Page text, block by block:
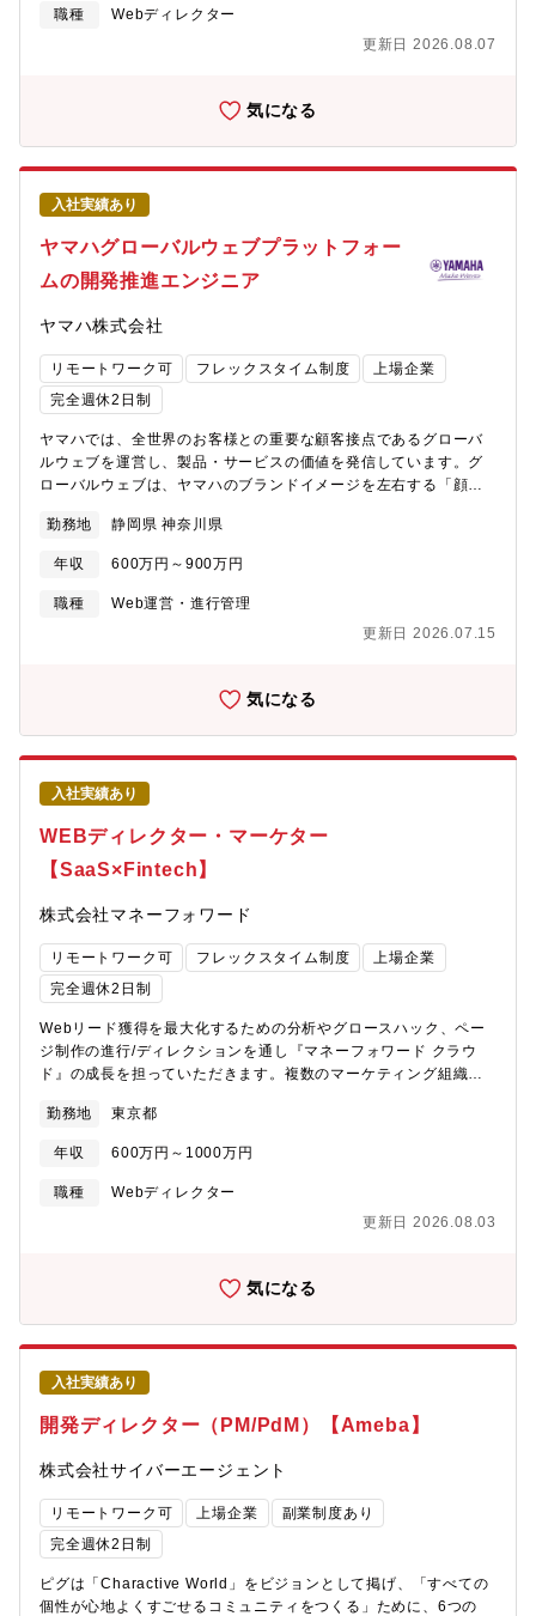
可欠となっています。ブランドの世界観を磨き上げながら、確実
自らの手で加速させる興奮を、共に味わいましょう。【業務詳
る、KPI（CVR・LTV等）改善施策の立案と実行・ABテストを前
提としたクリエイティブ戦略の策定・撮影、イラスト、コピーラ
イティングなど、社内外パートナーのクオリティ管理▼クリエイ
ティブ制作・ブランドコンセプトを体現し、かつ「売れる」WEB
デザイン・コーディング・新商品ローンチやシーズンプロモーシ
ョンの特設ページ制作▼組織・工程管理・制作進行の最適化やク
オリティの標準化・制作組織リード、外注先管理【所属部門】EC
部 【ポジションの魅力】◎データ×クリエイティブで成果をつく
る実践型ポジションCVR・LTVなどの指標をもとに、UI/UX改善
ットができます。◎ブランド世界観とマーケティング視点の両立
ができる環境“美しさ”と“売れる仕組み”を両面からデザインし、
ETVOSの世界観を進化させる役割を担えます。◎自らの判断で
ECクリエイティブを推進できる裁量の大きさチーム・外部パート
ナーのディレクションを含め、制作フロー改善やクオリティ基準
づくりにも深く関われます。◎EC部門の中核としてスキル幅が広
がるフィールドデザイン・コーディング・UI/UX・分析・ディレク
ションなど、多面でスキルが習得・発揮できるポジションです。
ンケア製品を大学博士と研究し、etvosの前身であるスキンケア製
品acne-labo（アクネラボ）を製造。肌にとって本当に良いもの
立しました。日本発のトータルビューティブランドとして「ミネ
ラルメイク×セラミドスキンケア」という独自の価値を確立してき
化の絶えない化粧品業界において、常に「お客様にとっての真
実」を追求し、誠実に進化を続ける。そんなプロフェッショナル
なマインドを持つ仲間を求めています。
職種
Webディレクター
更新日 2026.08.07
気になる
入社実績あり
ヤマハグローバルウェブプラットフォー
ムの開発推進エンジニア
ヤマハ株式会社
リモートワーク可 フレックスタイム制度
上場企業
完全週休2日制
ヤマハでは、全世界のお客様との重要な顧客接点であるグローバ
ルウェブを運営し、製品・サービスの価値を発信しています。グ
ローバルウェブは、ヤマハのブランドイメージを左右する「顔」
が非常に重要です。近年、AI技術の発展をはじめとするデジタル
環境の変化により、顧客の情報収集行動やウェブ上での体験は大
きく変化しています。ウェブに関するテクノロジは絶えず進化し
ており、セキュリティや安定性を確保しながら、最新の技術動向
用していくことが求められています。【業務内容】・ヤマハグロ
既存ITシステム群の改善企画、担当プロジェクトの推進・社内外
の関係者との交渉や共同業務・対象となるITシステム群：CMS
(RWS Tridion)、AWS、CDN (Akamai)、各種デジタルマーケテ
ィングツール、各種SaaS製品【役割】・ヤマハグローバルウェブ
プラットフォームの中核を担う技術担当として、専門性をもって
開発をリードすることを期待しています・実務担当として主体性
をもち、チームメンバーと協力しながら成果を出すことを期待し
ています・将来的には戦略的なプラットフォームの導入を企画・
推進するリーダー的役割を期待しています【募集人数】1名【転勤
る姿勢・人物像】・コミュニケーション能力が高く、周囲の協力
を仰ぎながら業務を推進できる方・論理的思考で仕事ができる
方・チームを導き、プロジェクトを成功に導くリーダーシップを
発揮できる方・上司からの指示を待つのではなく、自主性をもっ
て積極的に提案し行動することができること。ヤマハでは、誠実
で信頼関係を大切にし、自発的に行動できる方を求めています。
挑戦を恐れず、新しいことに積極的に取り組み、執着を持って最
後までやり抜く姿勢が重要です。さらに、常に高い志を持ち、自
らのメッセージ】 楽器・音楽を軸とした顧客向けインターネット
サービスを提供している組織であり、国内だけでなく世界へと価
っているメンバーもおり、世の中に新しいサービスを一緒に創り
勤務地 静岡県 神奈川県
年収 600万円～900万円
職種
Web運営・進行管理
更新日 2026.07.15
気になる
入社実績あり
WEBディレクター・マーケター
【SaaS×Fintech】
株式会社マネーフォワード
リモートワーク可 フレックスタイム制度
上場企業
完全週休2日制
Webリード獲得を最大化するための分析やグロースハック、ペー
ジ制作の進行/ディレクションを通し『マネーフォワード クラウ
ド』の成長を担っていただきます。複数のマーケティング組織と
推進や・代理店連携をリードしていただきます。このポジション
ではデジタルマーケティングに関連する業務を幅広く担当できま
す。スキルを伸ばしつつキャリアアップをしたいとお考えの方は
ぜひご応募ください。【ポジションの魅力】業務範囲・裁量・戦
経験できる・急成長中のプロダクトと組織の中で、裁量と責任を
ナー、エンジニアとの距離が近く、良い施策をお客様に届けるた
めに建設的な議論ができるサービス・やりがい・社会的意義のあ
るサービスの成長に貢献できる・どの企業にもいる「バックオフ
ィス」の方々が持つ、様々な課題解決に貢献できる【募集背景】
マネーフォワードでは経理や人事労務領域における業務を効率化
する「マネーフォワード クラウド」を事業者向けに提供していま
す。業務の効率化だけでなく、「クラウド化で、ビジネスをもっ
と前へ」そんな想いで日々業務に取り組んでいます。今回の募集
では、急成長を続けている「マネーフォワード クラウド」のさら
なるシェア拡大に向けて、LPOなどのグロースハック、新規ペー
ジ作成、などを中心とした新規ユーザー獲得の推進・実行ができ
るディレクターを募集いたします。
勤務地 東京都
年収 600万円～1000万円
職種
Webディレクター
更新日 2026.08.03
気になる
入社実績あり
開発ディレクター（PM/PdM）【Ameba】
株式会社サイバーエージェント
リモートワーク可 上場企業
副業制度あり
完全週休2日制
ピグは「Charactive World」をビジョンとして掲げ、「すべての
個性が心地よくすごせるコミュニティをつくる」ために、6つの